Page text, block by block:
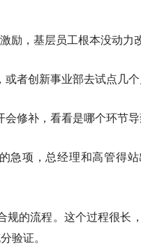
励，基层员工根本没动力
者创新事业部去试点几个
修补，看看是哪个环节导
急项，总经理和高管得
的流程。这个过程很长
验证。